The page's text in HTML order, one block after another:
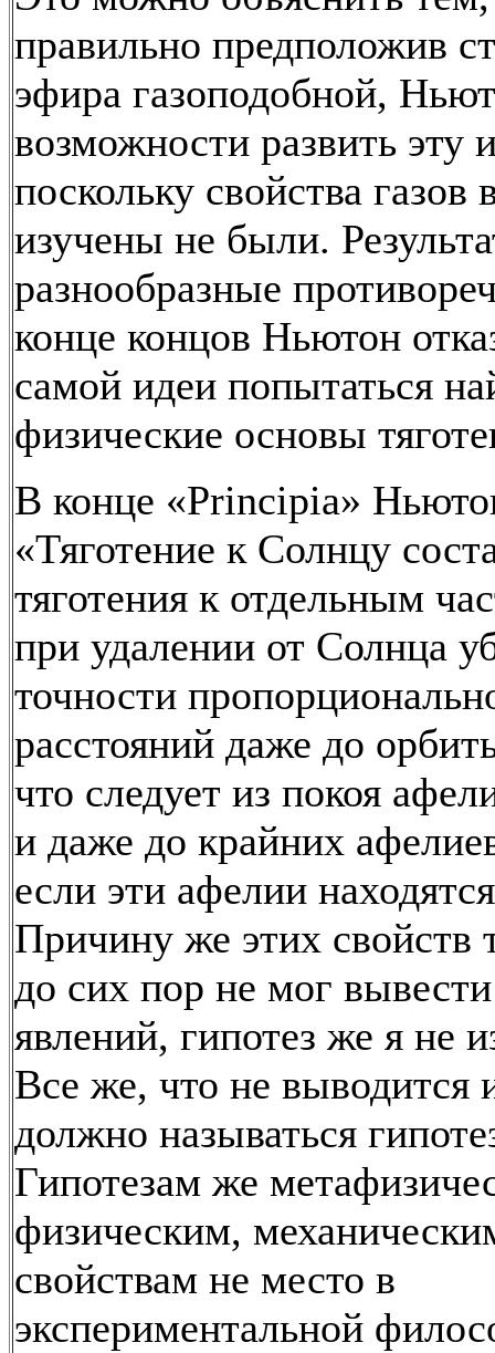
правильно предположив
эфира газоподобной,
возможности развить эту
поскольку свойства газов
изучены не были.
разнообразные
конце концов Ньютон
самой идеи попытаться
физические основы
В конце «Principia»
«Тяготение к Солнцу
тяготения к отдельным
при удалении от Солнца
точности
расстояний даже до
что следует из покоя
и даже до крайних
если эти афелии
Причину же этих свойств
до сих пор не мог
явлений, гипотез же я не
Все же, что не выводится
должно называться
Гипотезам же
физическим,
свойствам не место в
экспериментальной